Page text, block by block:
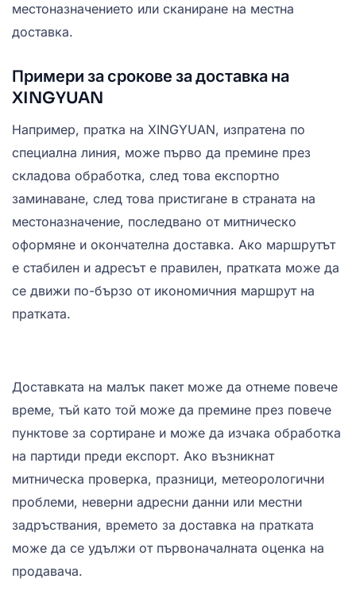
местоназначението или сканиране на местна
доставка.
Примери за срокове за доставка на
XINGYUAN
Например, пратка на XINGYUAN, изпратена по
специална линия, може първо да премине през
складова обработка, след това експортно
заминаване, след това пристигане в страната на
местоназначение, последвано от митническо
оформяне и окончателна доставка. Ако маршрутът
е стабилен и адресът е правилен, пратката може да
се движи по-бързо от икономичния маршрут на
пратката.
Доставката на малък пакет може да отнеме повече
време, тъй като той може да премине през повече
пунктове за сортиране и може да изчака обработка
на партиди преди експорт. Ако възникнат
митническа проверка, празници, метеорологични
проблеми, неверни адресни данни или местни
задръствания, времето за доставка на пратката
може да се удължи от първоначалната оценка на
продавача.